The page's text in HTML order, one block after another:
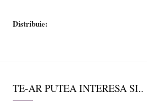
Distribuie:
TE-AR PUTEA INTERESA SI..